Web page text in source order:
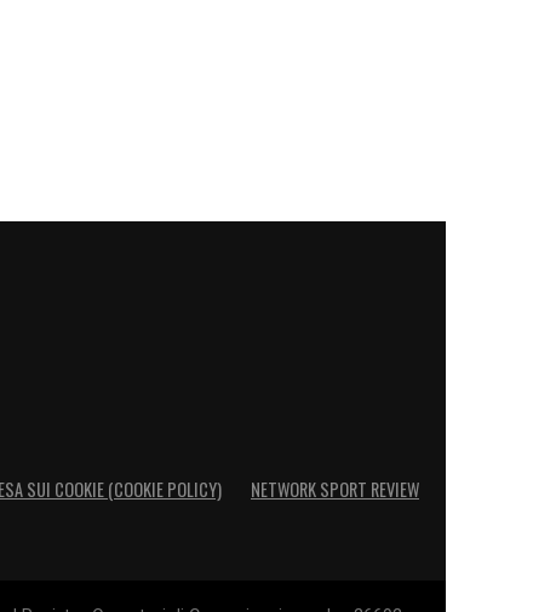
SUI COOKIE (COOKIE POLICY) NETWORK SPORT REVIEW